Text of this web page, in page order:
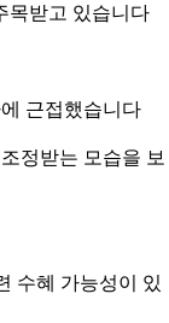
목받고 있습니다
근접했습니다
정받는 모습을 보
수혜 가능성이 있